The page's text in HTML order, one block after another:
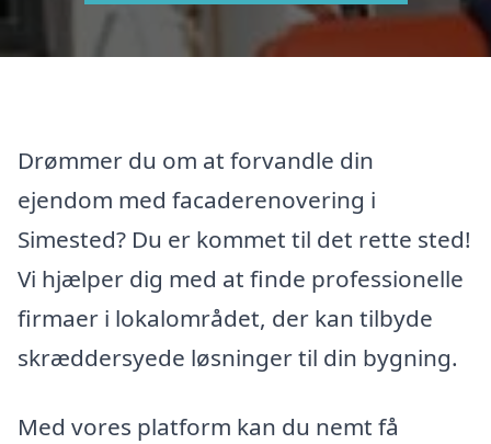
Drømmer du om at forvandle din
ejendom med facaderenovering i
Simested? Du er kommet til det rette sted!
Vi hjælper dig med at finde professionelle
firmaer i lokalområdet, der kan tilbyde
skræddersyede løsninger til din bygning.
Med vores platform kan du nemt få